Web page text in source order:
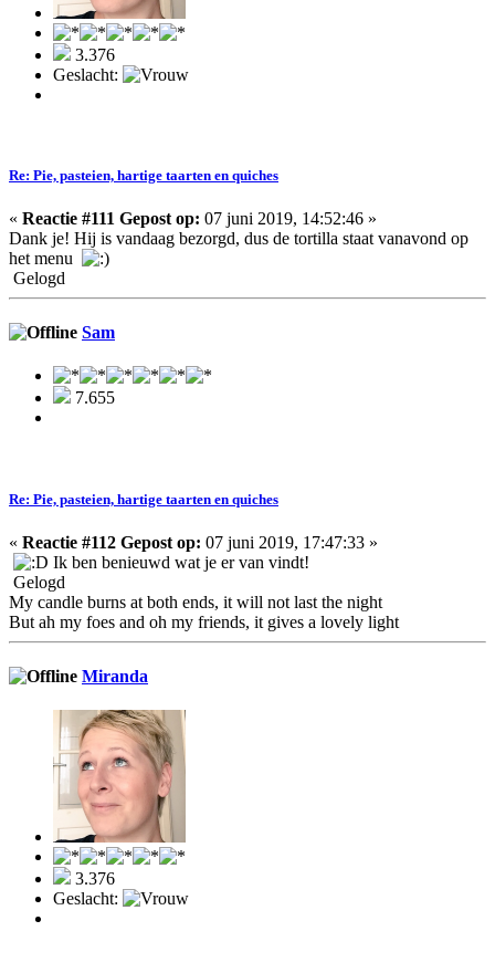
3.376
Geslacht:
Re: Pie, pasteien, hartige taarten en quiches
« Reactie #111 Gepost op: 07 juni 2019, 14:52:46 »
Dank je! Hij is vandaag bezorgd, dus de tortilla staat vanavond op
het menu
Gelogd
Sam
7.655
Re: Pie, pasteien, hartige taarten en quiches
« Reactie #112 Gepost op: 07 juni 2019, 17:47:33 »
Ik ben benieuwd wat je er van vindt!
Gelogd
My candle burns at both ends, it will not last the night
But ah my foes and oh my friends, it gives a lovely light
Miranda
3.376
Geslacht: